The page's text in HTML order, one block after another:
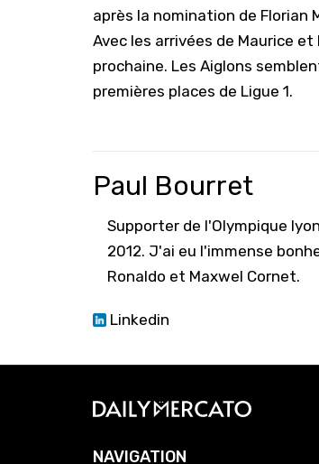
après la nomination de Florian
Avec les arrivées de Maurice
prochaine. Les Aiglons
premières places de Ligue 1.
Paul Bourret
Supporter de l'Olympique
2012. J'ai eu l'immense
Ronaldo et Maxwel Cornet.
Linkedin
NAVIGATION